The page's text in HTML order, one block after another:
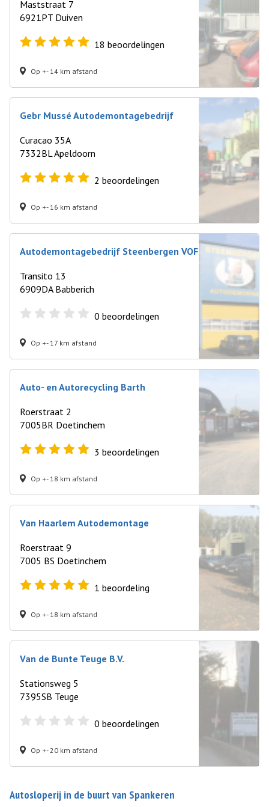
Maststraat 7
6921PT Duiven
18 beoordelingen
Op +- 14 km afstand
Gebr Mussé Autodemontagebedrijf
Curacao 35A
7332BL Apeldoorn
2 beoordelingen
Op +- 16 km afstand
Autodemontagebedrijf Steenbergen VOF
Transito 13
6909DA Babberich
0 beoordelingen
Op +- 17 km afstand
Auto- en Autorecycling Barth
Roerstraat 2
7005BR Doetinchem
3 beoordelingen
Op +- 18 km afstand
Van Haarlem Autodemontage
Roerstraat 9
7005 BS Doetinchem
1 beoordeling
Op +- 18 km afstand
Van de Bunte Teuge B.V.
Stationsweg 5
7395SB Teuge
0 beoordelingen
Op +- 20 km afstand
Autosloperij in de buurt van Spankeren